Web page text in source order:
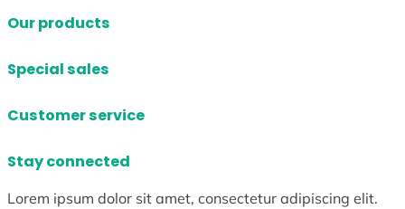
Our products
Special sales
Customer service
Stay connected
Lorem ipsum dolor sit amet, consectetur adipiscing elit.